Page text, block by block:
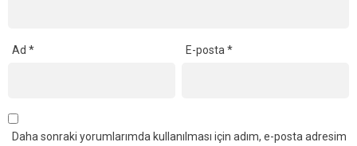
Ad * E-posta*
Daha sonraki yorumlarımda kullanılması için adım, e-posta adresim